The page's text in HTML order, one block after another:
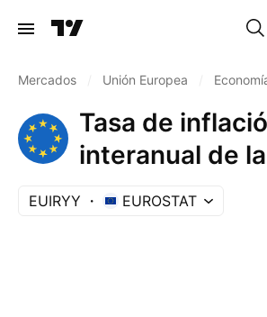
Mercados Unión Europea
Tasa de
interanual de
euro
EUIRYY EUROSTAT